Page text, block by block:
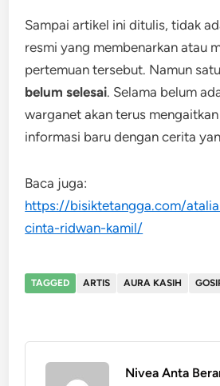
Sampai artikel ini ditulis, tidak
resmi yang membenarkan atau
pertemuan tersebut. Namun
belum selesai. Selama belum
warganet akan terus
informasi baru dengan cerita
Baca juga:
https://bisiktetangga.com/
cinta-ridwan-kamil/
TAGGED ARTIS AURA KASIH
Nivea Anta